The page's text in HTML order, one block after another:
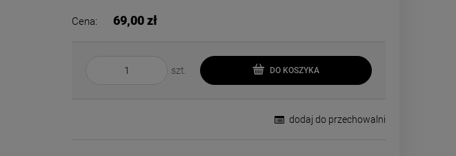
Cena: 69,00 zł
szt. DO KOSZYKA
dodaj do przechowalni